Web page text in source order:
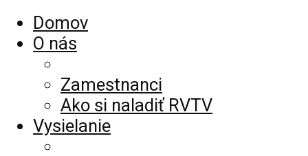
Domov
O nás
Zamestnanci
Ako si naladiť RVTV
Vysielanie